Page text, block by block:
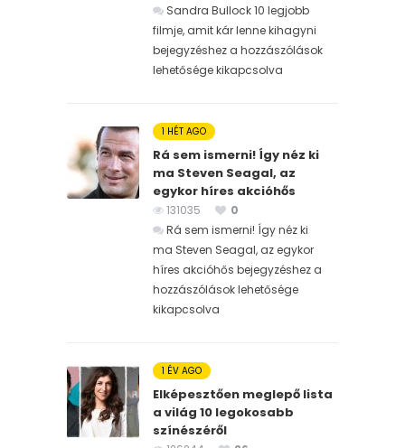
Sandra Bullock 10 legjobb
filmje, amit kár lenne kihagyni
bejegyzéshez a hozzászólások
lehetősége kikapcsolva
1 HÉT AGO
Rá sem ismerni! Így néz ki
ma Steven Seagal, az
egykor híres akcióhős
131035
0
Rá sem ismerni! Így néz ki
ma Steven Seagal, az egykor
híres akcióhős bejegyzéshez a
hozzászólások lehetősége
kikapcsolva
1 ÉV AGO
Elképesztően meglepő lista
a világ 10 legokosabb
színészéről